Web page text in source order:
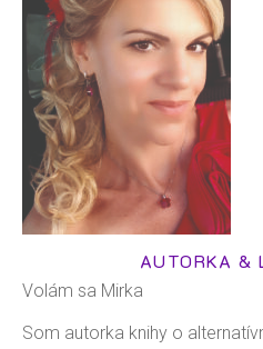
AUTORKA &
Volám sa Mirka
Som autorka knihy o